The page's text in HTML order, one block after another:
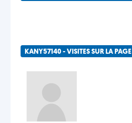
KANY57140 - VISITES SUR LA PAGE